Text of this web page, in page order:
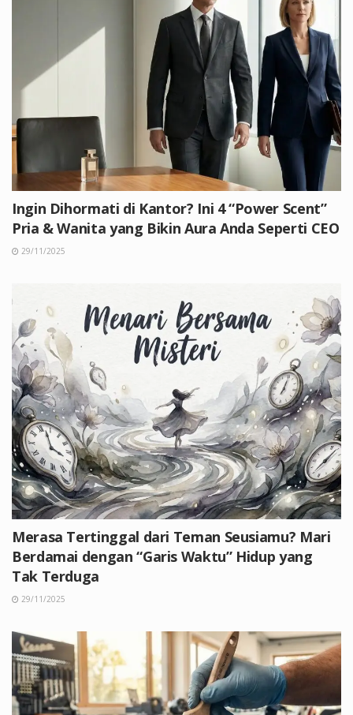
Ingin Dihormati di Kantor? Ini 4 “Power Scent”
Pria & Wanita yang Bikin Aura Anda Seperti CEO
29/11/2025
Merasa Tertinggal dari Teman Seusiamu? Mari
Berdamai dengan “Garis Waktu” Hidup yang
Tak Terduga
29/11/2025